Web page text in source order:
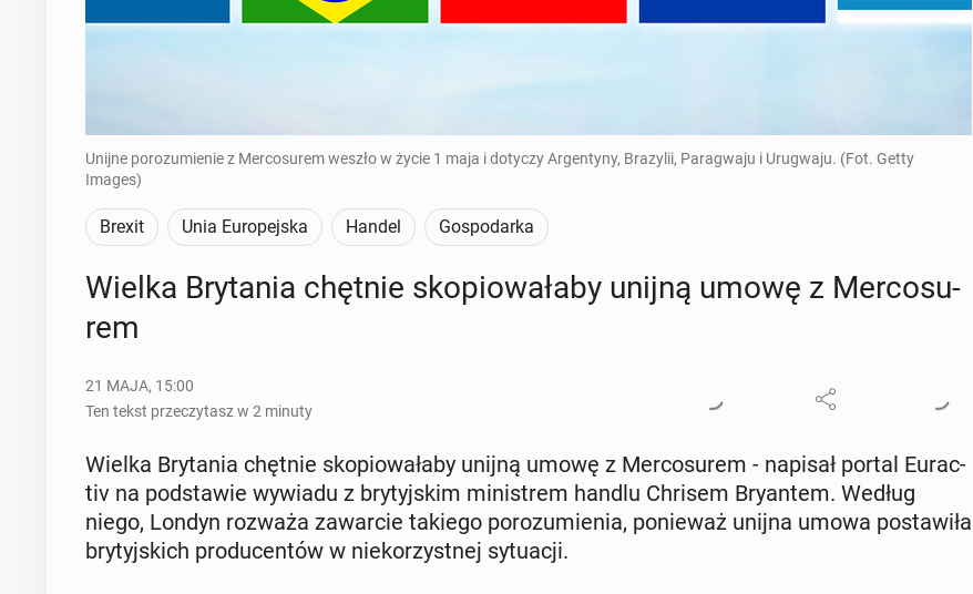
Unijne porozumienie z Mercosurem weszło w życie 1 maja i dotyczy Argentyny, Brazylii, Paragwaju i Urugwaju. (Fot. Getty
Images)
Brexit Unia Europejska Handel Gospodarka
Wielka Bry­ta­nia chętnie sko­pio­wa­ła­by unijną umowę z Mer­co­su­
rem
21 MAJA, 15:00
Ten tekst przeczytasz w 2 minuty
Wielka Bry­ta­nia chętnie sko­pio­wa­ła­by unijną umowę z Mer­co­su­rem - napisał portal Eu­rac­
tiv na pod­sta­wie wywiadu z bry­tyj­skim mi­ni­strem handlu Chrisem Bry­an­tem. Według
niego, Londyn rozważa za­war­cie takiego po­ro­zu­mie­nia, po­nie­waż unijna umowa po­sta­wi­ła
bry­tyj­skich pro­du­cen­tów w nie­ko­rzyst­nej sy­tu­acji.